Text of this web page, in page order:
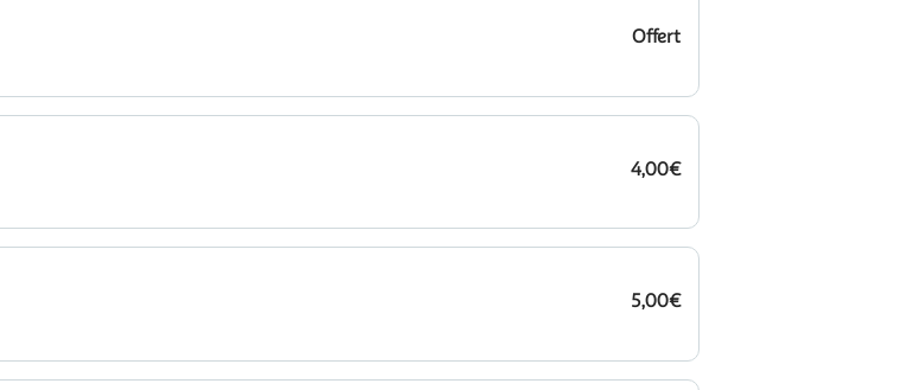
Offert
4,00€
5,00€